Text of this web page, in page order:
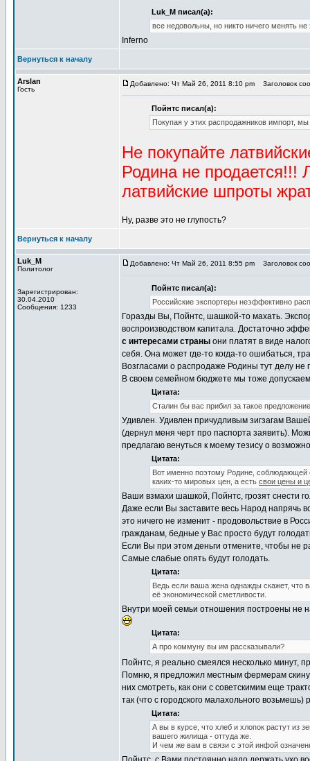
Luk_M писал(а):
все недовольны, но никто ничего менять не
Inferno
Вернуться к началу
Arslan
Гость
Добавлено: Чт Май 26, 2011 8:10 pm Заголовок
Пойнтс писал(а):
Покупая у этих распродажников импорт,
Не покупайте
Родина не продается!!!
латвийские шпроты
Ну, разве это не глупость?
Вернуться к началу
Luk_M
Политолог
Зарегистрирован:
30.04.2010
Сообщения: 1233
Добавлено: Чт Май 26, 2011 8:55 pm Заголовок
Пойнтс писал(а):
Российские экспортеры неэффективно
Горазды Вы, Пойнтс, шашкой-то махать.
воспроизводством капитала. Достаточно
с интересами страны они платят в виде
себя. Она может где-то когда-то ошибаться,
Возгласами о распродаже Родины тут делу
В своем семейном бюджете мы тоже
Цитата:
Сталин бы вас прибил за такое
Удивлен. Удивлен причудливым зигзагам
(дернул меня черт про паспорта заявить).
предлагаю венуться к моему тезису о
Цитата:
Вот именно поэтому Родине,
каких-то мировых цен, а есть свои цены и
Ваши взмахи шашкой, Пойнтс, грозят снести
Даже если Вы заставите весь Народ напрячь
это ничего не изменит - продовольствие в
гражданам, бедные у Вас просто будут
Если Вы при этом деньги отмените, чтобы не
Самые слабые опять будут голодать.
Цитата:
Ведь если ваша жена однажды скажет, что
её экономической сметливости.
Внутри моей семьи отношения построены не
Цитата:
А про коммуну вы им рассказывали?
Пойнтс, я реально смеялся несколько минут,
Помню, я предложил местным фермерам
них смотреть, как они с советскимим еще
так (что с городского малахольного
Цитата:
А вы в курсе, что хлеб и хлопок растут из
вашего жилища - оттуда же.
И чем же вам в связи с этой инфой